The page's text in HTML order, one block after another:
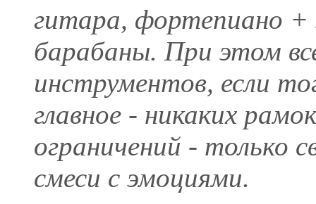
гитара, фортепиано +
барабаны. При этом
инструментов, если
главное - никаких
ограничений - только
смеси с эмоциями.